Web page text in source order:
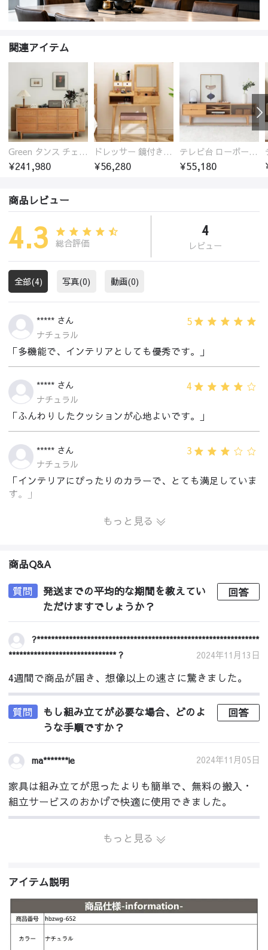
関連アイテム
Green タンス チェスト チェリー材 無垢材
¥241,980
ドレッサー 鏡付き 豊かな収納空間 竹制楠竹
¥56,280
テレビ台 ローボード テレビボード おしゃれ オーク材 ガラス扉 収納 ラック 安い
¥55,180
商品レビュー
4.3 総合評価
4
レビュー
全部(4) 写真(0) 動画(0)
***** さん 5
ナチュラル
「多機能で、インテリアとしても優秀です。」
***** さん 4
ナチュラル
「ふんわりしたクッションが心地よいです。」
***** さん 3
ナチュラル
「インテリアにぴったりのカラーで、とても満足していま
す。」
もっと見る
商品Q&A
質問
発送までの平均的な期間を教えてい
ただけますでしょうか？
回答
?**************************************************************
****************************** ?
2024年11月13日
4週間で商品が届き、想像以上の速さに驚きました。
質問
もし組み立てが必要な場合、どのよ
うな手順ですか？
回答
ma*******ie 2024年11月05日
家具は組み立てが思ったよりも簡単で、無料の搬入・
組立サービスのおかげで快適に使用できました。
もっと見る
アイテム説明